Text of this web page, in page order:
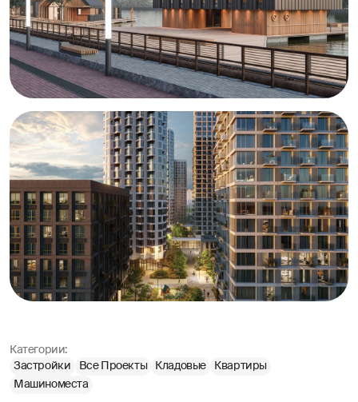
Категории:
Застройки
Все Проекты Кладовые
Квартиры
Машиноместа